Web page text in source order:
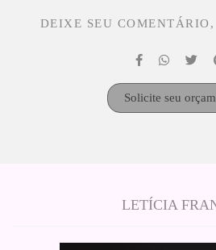
DEIXE SEU
Solicite seu
LETÍCIA